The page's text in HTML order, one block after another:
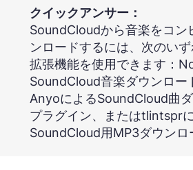
クイックアンサー：
SoundCloudから音楽をコン
ンロードするには、次のい
拡張機能を使用できます：
SoundCloud音楽ダウンロー
AnyoによるSoundCloud曲
プラグイン、またはtlintspr
SoundCloud用MP3ダウンロ